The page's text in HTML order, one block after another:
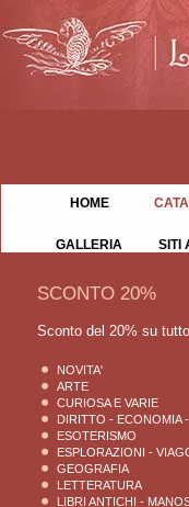
HOME
GALLERIA SITI
SCONTO 20%
Sconto del 20% su
NOVITA'
ARTE
CURIOSA E VARIE
DIRITTO - ECONOMIA
ESOTERISMO
ESPLORAZIONI -
GEOGRAFIA
LETTERATURA
LIBRI ANTICHI -